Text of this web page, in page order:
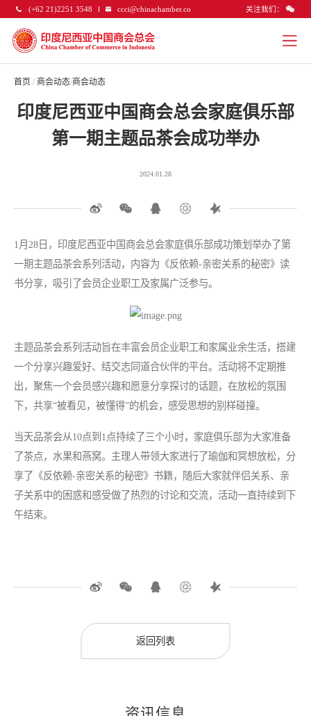
(+62 21)2251 3548 ccci@chinachamber.co 关注我们：
首页 / 商会动态/商会动态
印度尼西亚中国商会总会家庭俱乐部
第一期主题品茶会成功举办
2024.01.28
1月28日，印度尼西亚中国商会总会家庭俱乐部成功策划举办了第
一期主题品茶会系列活动，内容为《反依赖-亲密关系的秘密》读
书分享，吸引了会员企业职工及家属广泛参与。
主题品茶会系列活动旨在丰富会员企业职工和家属业余生活，搭建
一个分享兴趣爱好、结交志同道合伙伴的平台。活动将不定期推
出，聚焦一个会员感兴趣和愿意分享探讨的话题，在放松的氛围
下，共享“被看见，被懂得”的机会，感受思想的别样碰撞。
当天品茶会从10点到1点持续了三个小时，家庭俱乐部为大家准备
了茶点，水果和燕窝。主理人带领大家进行了瑜伽和冥想放松，分
享了《反依赖-亲密关系的秘密》书籍，随后大家就伴侣关系、亲
子关系中的困惑和感受做了热烈的讨论和交流，活动一直持续到下
午结束。
返回列表